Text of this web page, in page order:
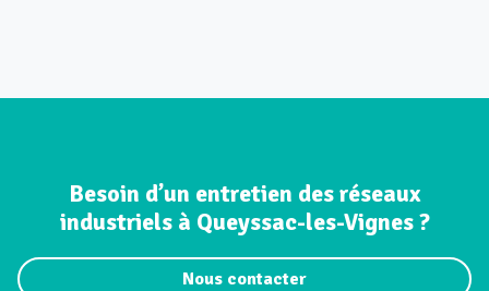
Besoin d’un entretien des réseaux
industriels à Queyssac-les-Vignes ?
Nous contacter